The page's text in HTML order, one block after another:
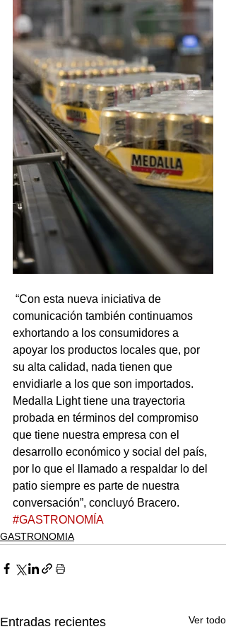
comunicación también continuamos
exhortando a los consumidores a
apoyar los productos locales que, por
su alta calidad, nada tienen que
envidiarle a los que son importados.
Medalla Light tiene una trayectoria
probada en términos del compromiso
que tiene nuestra empresa con el
desarrollo económico y social del país,
por lo que el llamado a respaldar lo del
patio siempre es parte de nuestra
conversación”, concluyó Bracero.
#GASTRONOMÍA
GASTRONOMIA
Entradas recientes Ver todo